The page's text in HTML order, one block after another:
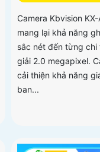
Camera Kbvision KX-
mang lại khả năng
sắc nét đến từng
giải 2.0 megapixel.
cải thiện khả năng
ban...